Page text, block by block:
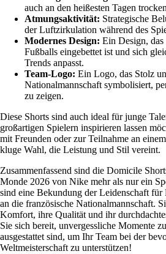
auch an den heißesten Tagen
Atmungsaktivität: Strategische
der Luftzirkulation während des
Modernes Design: Ein Design,
Fußballs eingebettet ist und sich
Trends anpasst.
Team-Logo: Ein Logo, das Stolz
Nationalmannschaft symbolisiert,
zu zeigen.
Diese Shorts sind auch ideal für junge
großartigen Spielern inspirieren lassen
mit Freunden oder zur Teilnahme an
kluge Wahl, die Leistung und Stil vereint.
Zusammenfassend sind die Domicile
Monde 2026 von Nike mehr als nur ein
sind eine Bekundung der Leidenschaft
an die französische Nationalmannschaft.
Komfort, ihre Qualität und ihr
Sie sich bereit, unvergessliche Momente
ausgestattet sind, um Ihr Team bei der
Weltmeisterschaft zu unterstützen!